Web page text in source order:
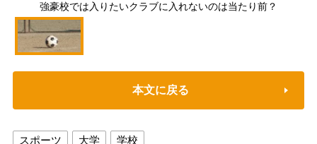
強豪校では入りたいクラブに入れないのは当たり前？
本文に戻る
スポーツ 大学 学校